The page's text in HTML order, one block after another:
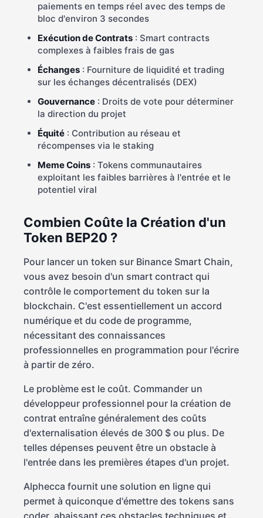
paiements en temps réel avec des temps de
bloc d'environ 3 secondes
Exécution de Contrats : Smart contracts
complexes à faibles frais de gas
Échanges : Fourniture de liquidité et trading
sur les échanges décentralisés (DEX)
Gouvernance : Droits de vote pour déterminer
la direction du projet
Équité : Contribution au réseau et
récompenses via le staking
Meme Coins : Tokens communautaires
exploitant les faibles barrières à l'entrée et le
potentiel viral
Combien Coûte la Création d'un
Token BEP20 ?
Pour lancer un token sur Binance Smart Chain,
vous avez besoin d'un smart contract qui
contrôle le comportement du token sur la
blockchain. C'est essentiellement un accord
numérique et du code de programme,
nécessitant des connaissances
professionnelles en programmation pour l'écrire
à partir de zéro.
Le problème est le coût. Commander un
développeur professionnel pour la création de
contrat entraîne généralement des coûts
d'externalisation élevés de 300 $ ou plus. De
telles dépenses peuvent être un obstacle à
l'entrée dans les premières étapes d'un projet.
Alphecca fournit une solution en ligne qui
permet à quiconque d'émettre des tokens sans
coder, abaissant ces obstacles techniques et